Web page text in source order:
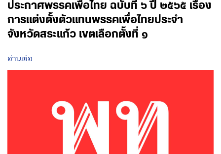
ประกาศพรรคเพื่อไทย ฉบับที่ ๖ ปี ๒๕๖๕ เรื่อง
การแต่งตั้งตัวแทนพรรคเพื่อไทยประจำ
จังหวัดสระแก้ว เขตเลือกตั้งที่ ๑
อ่านต่อ